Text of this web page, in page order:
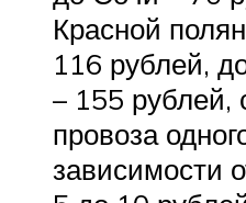
Красной
116 рублей,
– 155 рублей,
провоза
зависимости